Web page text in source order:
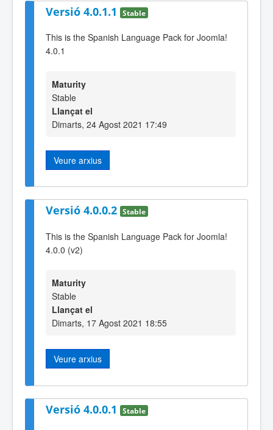
Versió 4.0.1.1 Stable
This is the Spanish Language Pack for Joomla!
4.0.1
Maturity
Stable
Llançat el
Dimarts, 24 Agost 2021 17:49
Veure arxius
Versió 4.0.0.2 Stable
This is the Spanish Language Pack for Joomla!
4.0.0 (v2)
Maturity
Stable
Llançat el
Dimarts, 17 Agost 2021 18:55
Veure arxius
Versió 4.0.0.1 Stable